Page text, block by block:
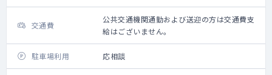
交通費
公共交通機関通勤および送迎の方は交通費支
給はございません。
駐車場利用 応相談